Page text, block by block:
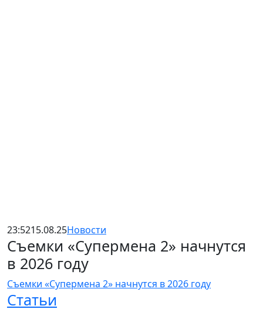
23:5215.08.25Новости
Съемки «Супермена 2» начнутся
в 2026 году
Съемки «Супермена 2» начнутся в 2026 году
Статьи